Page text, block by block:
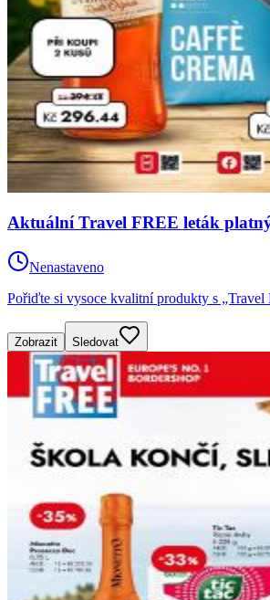
Aktuální Travel FREE leták
Nenastaveno
Pořiďte si vysoce kvalitní produkty s
Zobrazit Sledovat